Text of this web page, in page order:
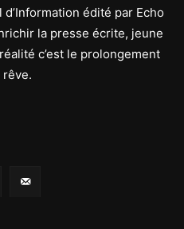
édité par Echo
la presse écrite, jeune
c’est le prolongement
rêve.